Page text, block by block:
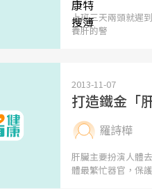
上班三天兩頭就遲
養肝的警
2013-11-07
打造鐵金「
羅詩樺
肝臟主要扮演人體
體最繁忙器官，保